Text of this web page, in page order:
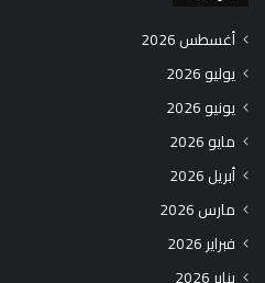
أغسطس 2026
يوليو 2026
يونيو 2026
مايو 2026
أبريل 2026
مارس 2026
فبراير 2026